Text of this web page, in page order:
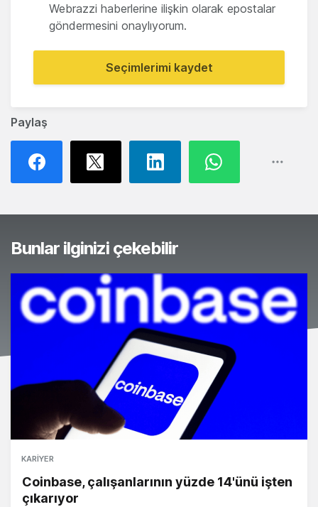
Paylaş
Webrazzi haberlerine ilişkin olarak epostalar
göndermesini onaylıyorum.
Seçimlerimi kaydet
Bunlar ilginizi çekebilir
KARIYER
Coinbase, çalışanlarının yüzde 14'ünü işten
çıkarıyor